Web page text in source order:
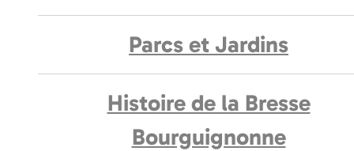
Parcs et Jardins
Histoire de la Bresse
Bourguignonne